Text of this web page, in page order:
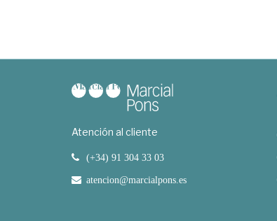
Atención al cliente
(+34) 91 304 33 03
atencion@marcialpons.es